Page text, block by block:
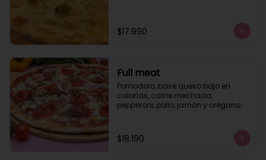
$17.990
Full meat
Pomodoro, base queso bajo en
calorías, carne mechada,
pepperoni, pollo, jamón y orégano.
$18.190